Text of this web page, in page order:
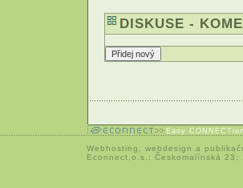
DISKUSE -
Easy CONNECTion
Webhosting webdesign a
Econnect,o.s.; Českomalínská